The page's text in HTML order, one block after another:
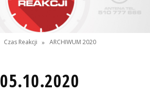
Czas Reakcji » ARCHIWUM 2020
05.10.2020